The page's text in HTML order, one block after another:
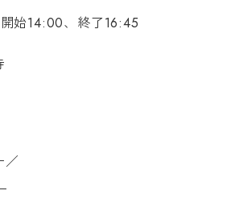
始14:00、終了16:45
／